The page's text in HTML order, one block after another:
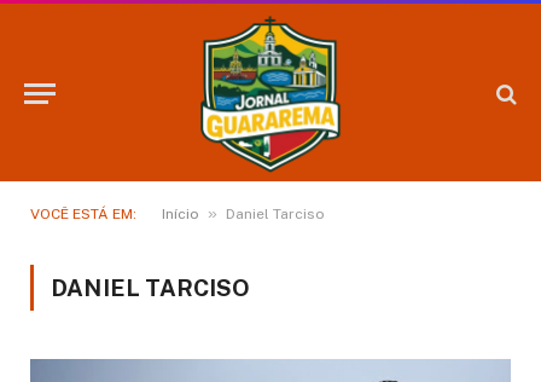
VOCÊ ESTÁ EM: Início » Daniel Tarciso
DANIEL TARCISO